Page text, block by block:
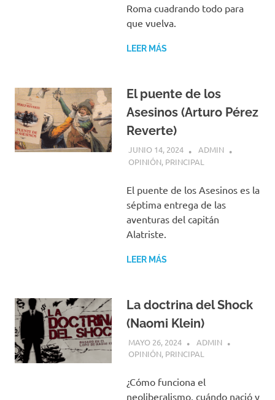
Roma cuadrando todo para
que vuelva.
LEER MÁS
El puente de los
Asesinos (Arturo Pérez
Reverte)
JUNIO 14, 2024
ADMIN
OPINIÓN, PRINCIPAL
El puente de los Asesinos es la
séptima entrega de las
aventuras del capitán
Alatriste.
LEER MÁS
La doctrina del Shock
(Naomi Klein)
MAYO 26, 2024
ADMIN
OPINIÓN, PRINCIPAL
¿Cómo funciona el
neoliberalismo, cuándo nació y